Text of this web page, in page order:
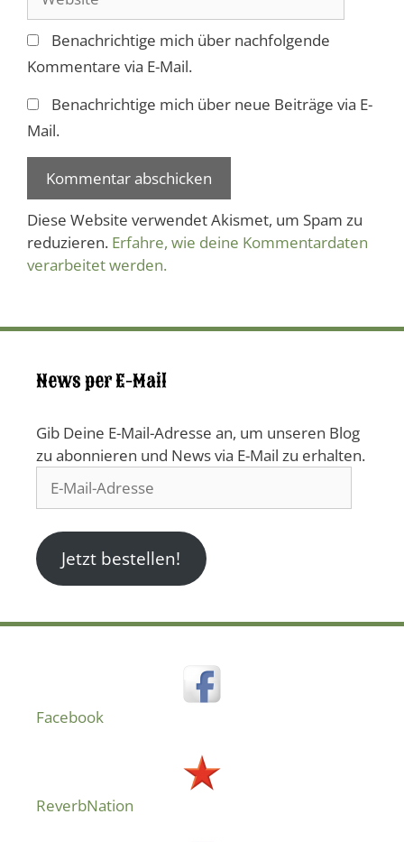
Benachrichtige mich über nachfolgende
Kommentare via E-Mail.
Benachrichtige mich über neue Beiträge via E-
Mail.
Diese Website verwendet Akismet, um Spam zu
reduzieren. Erfahre, wie deine Kommentardaten
verarbeitet werden.
News per E-Mail
Gib Deine E-Mail-Adresse an, um unseren Blog
zu abonnieren und News via E-Mail zu erhalten.
Mail-
Jetzt bestellen!
Facebook
ReverbNation